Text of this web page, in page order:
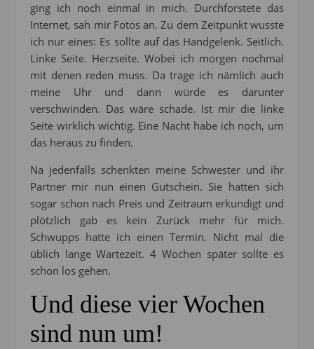
ging ich noch einmal in mich. Durchforstete das
Internet, sah mir Fotos an. Zu dem Zeitpunkt wusste
ich nur eines: Es sollte auf das Handgelenk. Seitlich.
Linke Seite. Herzseite. Wobei ich morgen nochmal
mit denen reden muss. Da trage ich nämlich auch
meine Uhr und dann würde es darunter
verschwinden. Das wäre schade. Ist mir die linke
Seite wirklich wichtig. Eine Nacht habe ich noch, um
das heraus zu finden.
Na jedenfalls schenkten meine Schwester und ihr
Partner mir nun einen Gutschein. Sie hatten sich
sogar schon nach Preis und Zeitraum erkundigt und
plötzlich gab es kein Zurück mehr für mich.
Schwupps hatte ich einen Termin. Nicht mal die
üblich lange Wartezeit. 4 Wochen später sollte es
schon los gehen.
Und diese vier Wochen
sind nun um!